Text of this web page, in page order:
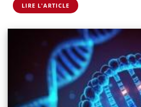
LIRE L'ARTICLE